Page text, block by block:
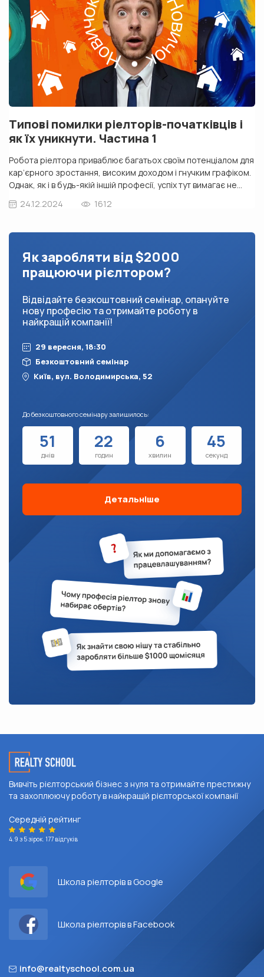
Типові помилки ріелторів-початківців і
як їх уникнути. Частина 1
Робота ріелтора приваблює багатьох своїм потенціалом для
кар’єрного зростання, високим доходом і гнучким графіком.
Однак, як і в будь-якій іншій професії, успіх тут вимагає не
тільки роблять перші кроки в цій сфері, помилки — невід’ємна
або завдати шкоди […]
24.12.2024 1612
Як заробляти від $2000
працюючи рієлтором?
Відвідайте безкоштовний семінар, опануйте
нову професію та отримайте роботу в
найкращій компанії!
29 вересня, 18:30
Безкоштовний семінар
Київ, вул. Володимирська, 52
До безкоштовного семінару залишилось:
51
днів
22
годин
6
хвилин
42
секунд
Детальніше
Вивчіть рієлторський бізнес з нуля та отримайте престижну
та захоплюючу роботу в найкращій рієлторської компанії
Середній рейтинг
4.9 з 5 зірок. 177 відгуків
Школа ріелторівв Google
Школа ріелторівв Facebook
info@realtyschool.com.ua